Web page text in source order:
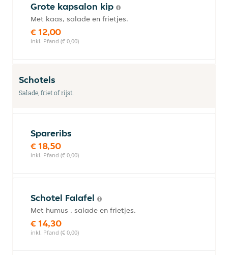
Grote kapsalon kip
Met kaas, salade en frietjes.
€ 12,00
inkl. Pfand (€ 0,00)
Schotels
Salade, friet of rijst.
Spareribs
€ 18,50
inkl. Pfand (€ 0,00)
Schotel Falafel
Met humus , salade en frietjes.
€ 14,30
inkl. Pfand (€ 0,00)